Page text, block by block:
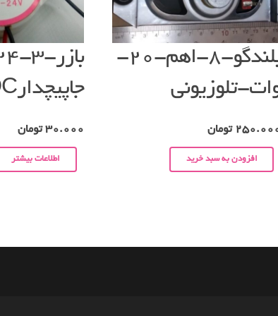
بلندگو-۸-اهم-۲۰-
تلوزیونی
تومان
افزودن به سبد خرید
جاپیچدار۳cm-DC
30.000 تومان
اطلاعات بیشتر